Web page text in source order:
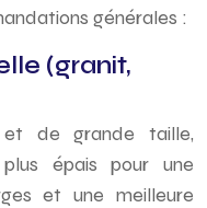
générales :
(granit,
et de grande taille,
épais pour une
et une meilleure